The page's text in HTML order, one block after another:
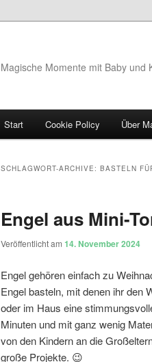
Magische Momente mit Baby und
Zum Inhalt wechseln
Zum sekundären Inhalt
Start Cookie Policy Über
SCHLAGWORT-ARCHIVE: BASTELN
Engel aus Mini-
Veröffentlicht am 14. November 2024
Engel gehören einfach zu
Engel basteln, mit denen ihr den
oder im Haus eine
Minuten und mit ganz wenig
von den Kindern an die
große Projekte. 😉